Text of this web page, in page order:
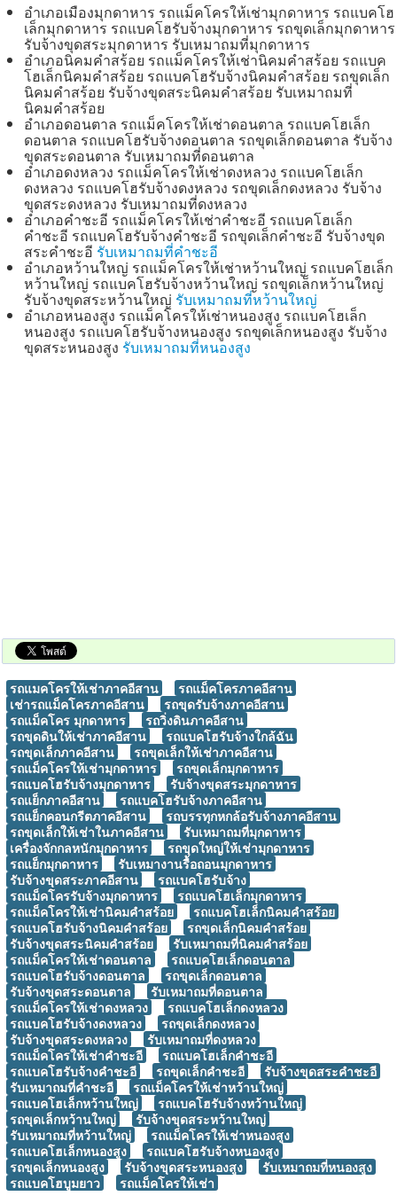
อำเภอเมืองมุกดาหาร รถแม็คโครให้เช่ามุกดาหาร รถแบคโฮ
เล็กมุกดาหาร รถแบคโฮรับจ้างมุกดาหาร รถขุดเล็กมุกดาหาร
รับจ้างขุดสระมุกดาหาร รับเหมาถมที่มุกดาหาร
อำเภอนิคมคำสร้อย รถแม็คโครให้เช่านิคมคำสร้อย รถแบค
โฮเล็กนิคมคำสร้อย รถแบคโฮรับจ้างนิคมคำสร้อย รถขุดเล็ก
นิคมคำสร้อย รับจ้างขุดสระนิคมคำสร้อย รับเหมาถมที่
นิคมคำสร้อย
อำเภอดอนตาล รถแม็คโครให้เช่าดอนตาล รถแบคโฮเล็ก
ดอนตาล รถแบคโฮรับจ้างดอนตาล รถขุดเล็กดอนตาล รับจ้าง
ขุดสระดอนตาล รับเหมาถมที่ดอนตาล
อำเภอดงหลวง รถแม็คโครให้เช่าดงหลวง รถแบคโฮเล็ก
ดงหลวง รถแบคโฮรับจ้างดงหลวง รถขุดเล็กดงหลวง รับจ้าง
ขุดสระดงหลวง รับเหมาถมที่ดงหลวง
อำเภอคำชะอี รถแม็คโครให้เช่าคำชะอี รถแบคโฮเล็ก
คำชะอี รถแบคโฮรับจ้างคำชะอี รถขุดเล็กคำชะอี รับจ้างขุด
สระคำชะอี รับเหมาถมที่คำชะอี
อำเภอหว้านใหญ่ รถแม็คโครให้เช่าหว้านใหญ่ รถแบคโฮเล็ก
หว้านใหญ่ รถแบคโฮรับจ้างหว้านใหญ่ รถขุดเล็กหว้านใหญ่
รับจ้างขุดสระหว้านใหญ่ รับเหมาถมที่หว้านใหญ่
อำเภอหนองสูง รถแม็คโครให้เช่าหนองสูง รถแบคโฮเล็ก
หนองสูง รถแบคโฮรับจ้างหนองสูง รถขุดเล็กหนองสูง รับจ้าง
ขุดสระหนองสูง รับเหมาถมที่หนองสูง
รถแมคโครให้เช่าภาคอีสาน
รถแม็คโครภาคอีสาน
เช่ารถแม็คโครภาคอีสาน
รถขุดรับจ้างภาคอีสาน
รถแม็คโคร มุกดาหาร
รถวิ่งดินภาคอีสาน
รถขุดดินให้เช่าภาคอีสาน
รถแบคโฮรับจ้างใกล้ฉัน
รถขุดเล็กภาคอีสาน
รถขุดเล็กให้เช่าภาคอีสาน
รถแม็คโครให้เช่ามุกดาหาร
รถขุดเล็กมุกดาหาร
รถแบคโฮรับจ้างมุกดาหาร
รับจ้างขุดสระมุกดาหาร
รถแย็กภาคอีสาน
รถแบคโฮรับจ้างภาคอีสาน
รถแย็กคอนกรีตภาคอีสาน
รถบรรทุกหกล้อรับจ้างภาคอีสาน
รถขุดเล็กให้เช่าในภาคอีสาน
รับเหมาถมที่มุกดาหาร
เครื่องจักกลหนักมุกดาหาร
รถขุดใหญ่ให้เช่ามุกดาหาร
รถแย็กมุกดาหาร
รับเหมางานรื้อถอนมุกดาหาร
รับจ้างขุดสระภาคอีสาน
รถแบคโฮรับจ้าง
รถแม็คโครรับจ้างมุกดาหาร
รถแบคโฮเล็กมุกดาหาร
รถแม็คโครให้เช่านิคมคำสร้อย
รถแบคโฮเล็กนิคมคำสร้อย
รถแบคโฮรับจ้างนิคมคำสร้อย
รถขุดเล็กนิคมคำสร้อย
รับจ้างขุดสระนิคมคำสร้อย
รับเหมาถมที่นิคมคำสร้อย
รถแม็คโครให้เช่าดอนตาล
รถแบคโฮเล็กดอนตาล
รถแบคโฮรับจ้างดอนตาล
รถขุดเล็กดอนตาล
รับจ้างขุดสระดอนตาล
รับเหมาถมที่ดอนตาล
รถแม็คโครให้เช่าดงหลวง
รถแบคโฮเล็กดงหลวง
รถแบคโฮรับจ้างดงหลวง
รถขุดเล็กดงหลวง
รับจ้างขุดสระดงหลวง
รับเหมาถมที่ดงหลวง
รถแม็คโครให้เช่าคำชะอี
รถแบคโฮเล็กคำชะอี
รถแบคโฮรับจ้างคำชะอี
รถขุดเล็กคำชะอี
รับจ้างขุดสระคำชะอี
รับเหมาถมที่คำชะอี
รถแม็คโครให้เช่าหว้านใหญ่
รถแบคโฮเล็กหว้านใหญ่
รถแบคโฮรับจ้างหว้านใหญ่
รถขุดเล็กหว้านใหญ่
รับจ้างขุดสระหว้านใหญ่
รับเหมาถมที่หว้านใหญ่
รถแม็คโครให้เช่าหนองสูง
รถแบคโฮเล็กหนองสูง
รถแบคโฮรับจ้างหนองสูง
รถขุดเล็กหนองสูง
รับจ้างขุดสระหนองสูง
รับเหมาถมที่หนองสูง
รถแบคโฮบูมยาว
รถแม็คโครให้เช่า